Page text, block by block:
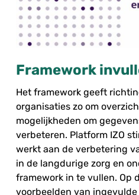
Framework
Het framework geeft
organisaties zo om
mogelijkheden om
verbeteren. Platform IZO
werkt aan de verbetering
in de langdurige zorg en
framework in te vullen. Op
voorbeelden van